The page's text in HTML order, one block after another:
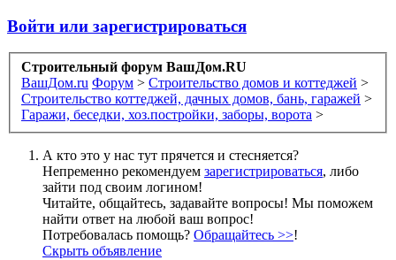
Войти или зарегистрироваться
Строительный форум ВашДом.RU
ВашДом.ru Форум > Строительство домов и коттеджей >
Строительство коттеджей, дачных домов, бань, гаражей >
Гаражи, беседки, хоз.постройки, заборы, ворота >
А кто это у нас тут прячется и стесняется?
Непременно рекомендуем зарегистрироваться, либо
зайти под своим логином!
Читайте, общайтесь, задавайте вопросы! Мы поможем
найти ответ на любой ваш вопрос!
Потребовалась помощь? Обращайтесь >>!
Скрыть объявление